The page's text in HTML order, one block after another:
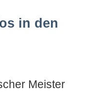
in den
Meister